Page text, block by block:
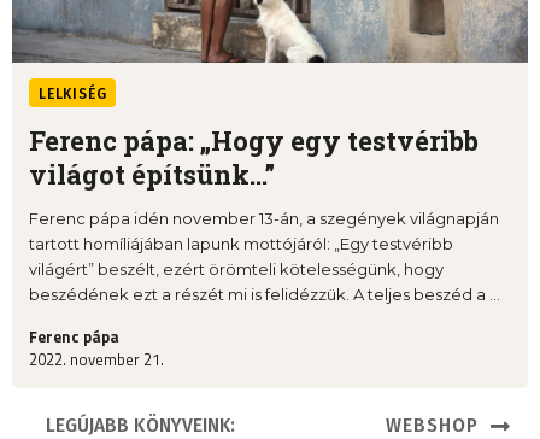
LELKISÉG
Ferenc pápa: „Hogy egy testvéribb
világot építsünk...”
Ferenc pápa idén november 13-án, a szegények világnapján
tartott homíliájában lapunk mottójáról: „Egy testvéribb
világért” beszélt, ezért örömteli kötelességünk, hogy
beszédének ezt a részét mi is felidézzük. A teljes beszéd a ...
Ferenc pápa
2022. november 21.
LEGÚJABB KÖNYVEINK: WEBSHOP